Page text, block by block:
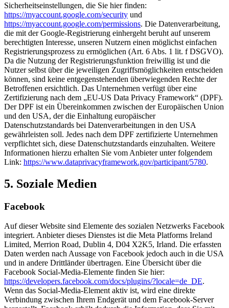
Sicherheitseinstellungen, die Sie hier finden:
https://myaccount.google.com/security und
https://myaccount.google.com/permissions. Die Datenverarbeitung,
die mit der Google-Registrierung einhergeht beruht auf unserem
berechtigten Interesse, unseren Nutzern einen möglichst einfachen
Registrierungsprozess zu ermöglichen (Art. 6 Abs. 1 lit. f DSGVO).
Da die Nutzung der Registrierungsfunktion freiwillig ist und die
Nutzer selbst über die jeweiligen Zugriffsmöglichkeiten entscheiden
können, sind keine entgegenstehenden überwiegenden Rechte der
Betroffenen ersichtlich. Das Unternehmen verfügt über eine
Zertifizierung nach dem „EU-US Data Privacy Framework“ (DPF).
Der DPF ist ein Übereinkommen zwischen der Europäischen Union
und den USA, der die Einhaltung europäischer
Datenschutzstandards bei Datenverarbeitungen in den USA
gewährleisten soll. Jedes nach dem DPF zertifizierte Unternehmen
verpflichtet sich, diese Datenschutzstandards einzuhalten. Weitere
Informationen hierzu erhalten Sie vom Anbieter unter folgendem
Link: https://www.dataprivacyframework.gov/participant/5780.
5. Soziale Medien
Facebook
Auf dieser Website sind Elemente des sozialen Netzwerks Facebook
integriert. Anbieter dieses Dienstes ist die Meta Platforms Ireland
Limited, Merrion Road, Dublin 4, D04 X2K5, Irland. Die erfassten
Daten werden nach Aussage von Facebook jedoch auch in die USA
und in andere Drittländer übertragen. Eine Übersicht über die
Facebook Social-Media-Elemente finden Sie hier:
https://developers.facebook.com/docs/plugins/?locale=de_DE.
Wenn das Social-Media-Element aktiv ist, wird eine direkte
Verbindung zwischen Ihrem Endgerät und dem Facebook-Server